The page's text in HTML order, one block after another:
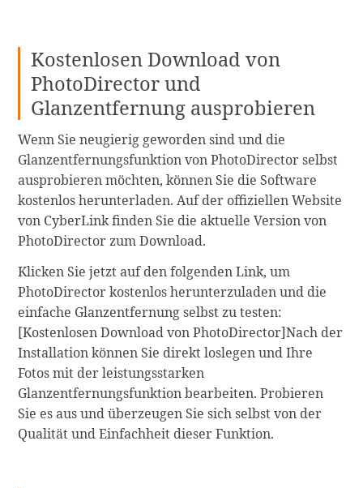
Kostenlosen Download von
PhotoDirector und
Glanzentfernung ausprobieren
Wenn Sie neugierig geworden sind und die
Glanzentfernungsfunktion von PhotoDirector selbst
ausprobieren möchten, können Sie die Software
kostenlos herunterladen. Auf der offiziellen Website
von CyberLink finden Sie die aktuelle Version von
PhotoDirector zum Download.
Klicken Sie jetzt auf den folgenden Link, um
PhotoDirector kostenlos herunterzuladen und die
einfache Glanzentfernung selbst zu testen:
[Kostenlosen Download von PhotoDirector]Nach der
Installation können Sie direkt loslegen und Ihre
Fotos mit der leistungsstarken
Glanzentfernungsfunktion bearbeiten. Probieren
Sie es aus und überzeugen Sie sich selbst von der
Qualität und Einfachheit dieser Funktion.